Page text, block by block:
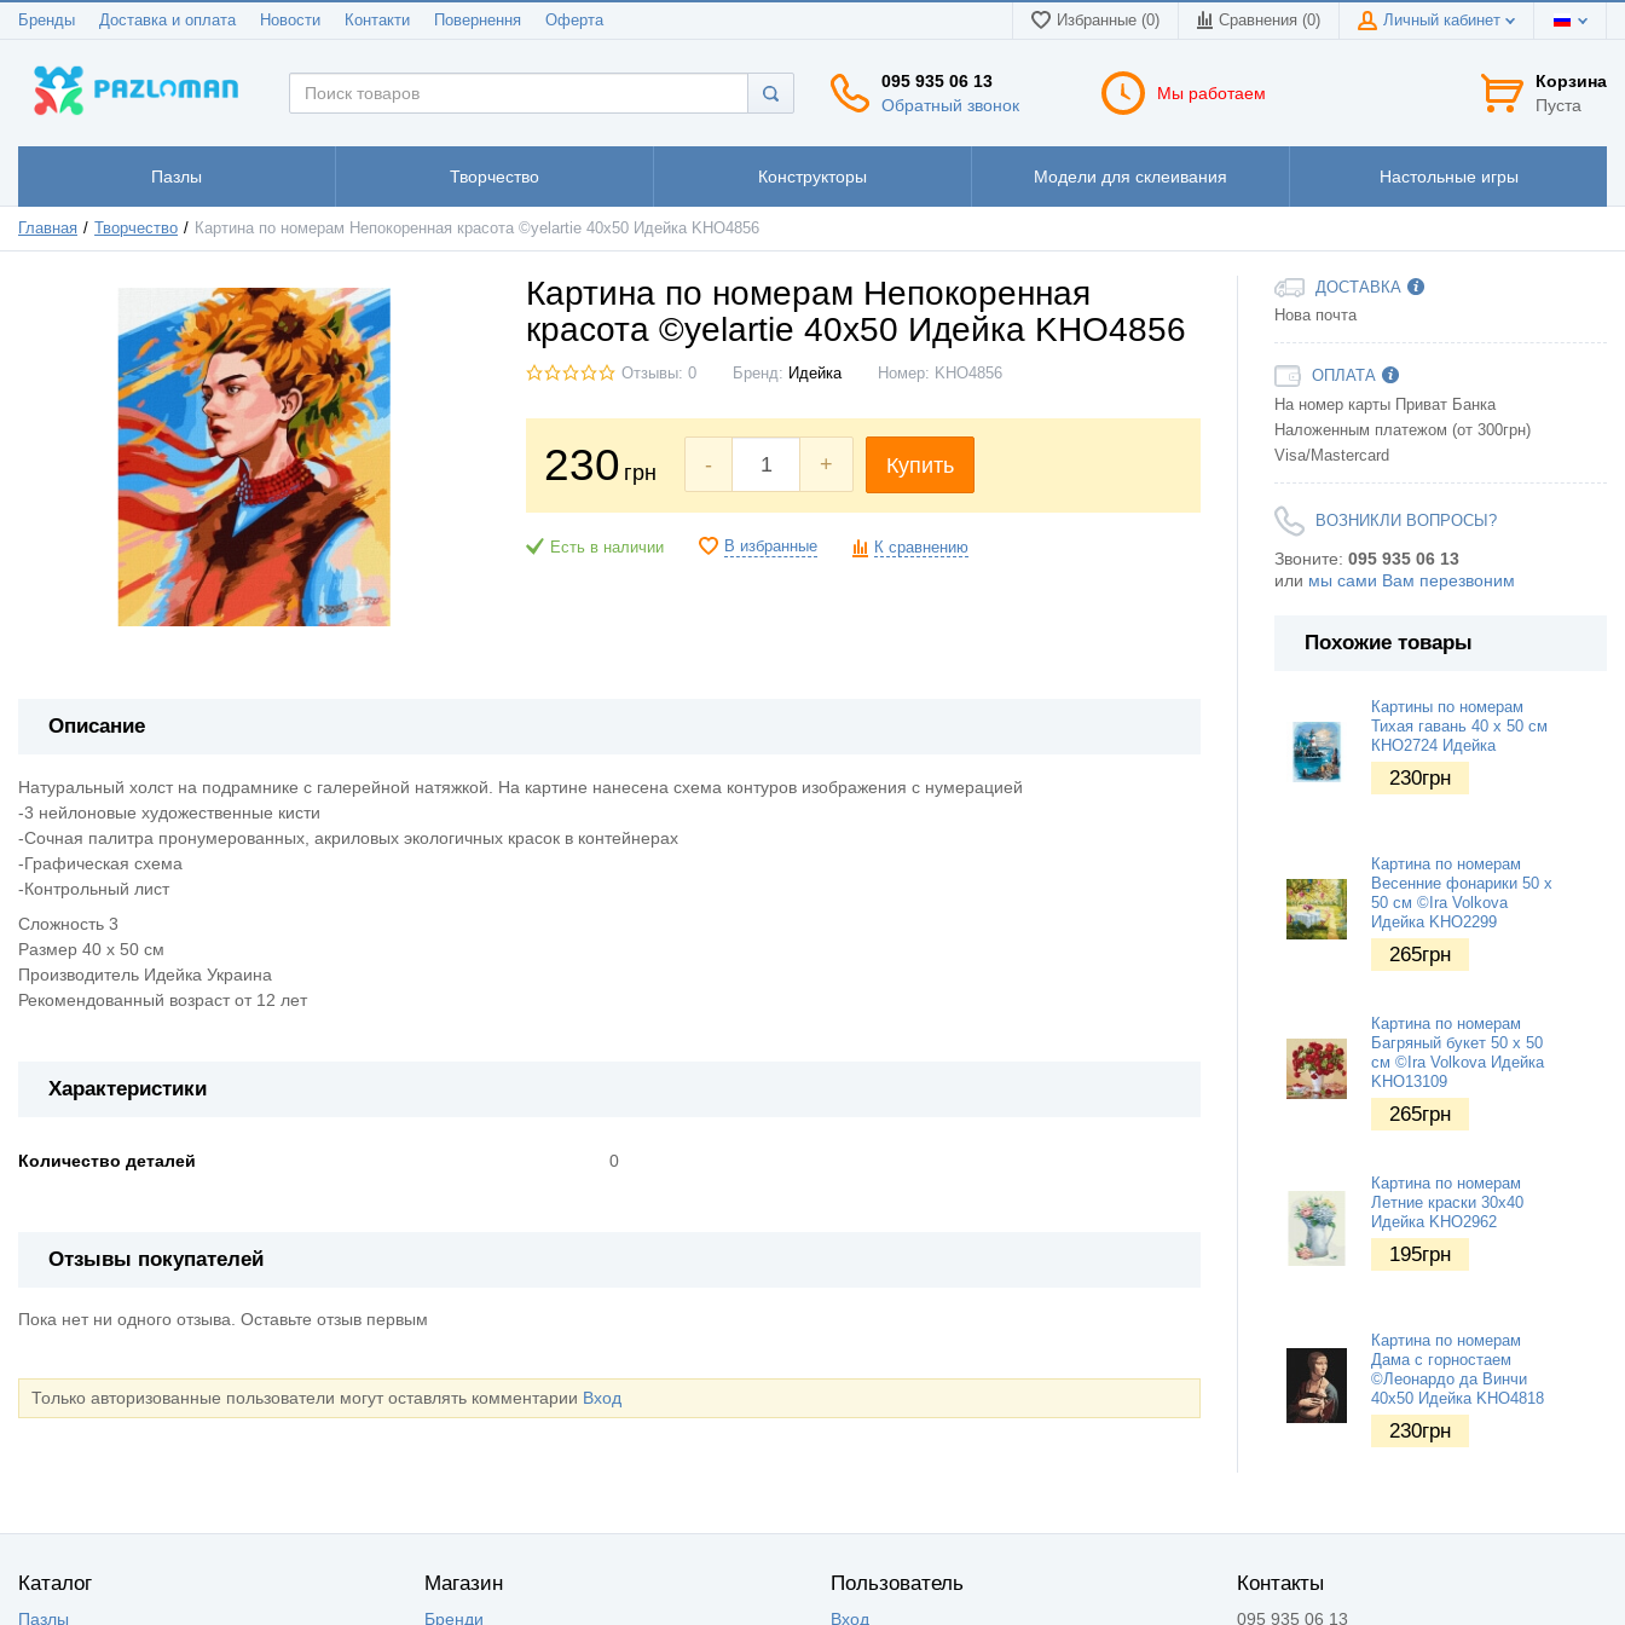
Бренды Доставка и оплата Новости Контакти Повернення Оферта Избранные (0) Сравнения (0) Личный кабинет
095 935 06 13
Обратный звонок
Мы работаем
Корзина
Пуста
Пазлы Творчество Конструкторы Модели для склеивания Настольные игры
Главная Творчество Картина по номерам Непокоренная красота ©yelartie 40х50 Идейка KHO4856
Картина по номерам Непокоренная
красота ©yelartie 40х50 Идейка KHO4856
Отзывы: 0 Бренд: Идейка Номер: KHO4856
230 грн - + Купить
Есть в наличии В избранные К сравнению
Описание
Натуральный холст на подрамнике с галерейной натяжкой. На картине нанесена схема контуров изображения с нумерацией
-3 нейлоновые художественные кисти
-Сочная палитра пронумерованных, акриловых экологичных красок в контейнерах
-Графическая схема
-Контрольный лист
Сложность 3
Размер 40 х 50 см
Производитель Идейка Украина
Рекомендованный возраст от 12 лет
Характеристики
Количество деталей 0
Отзывы покупателей
Пока нет ни одного отзыва. Оставьте отзыв первым
Только авторизованные пользователи могут оставлять комментарии Вход
ДОСТАВКА
Нова почта
ОПЛАТА
На номер карты Приват Банка
Наложенным платежом (от 300грн)
Visa/Mastercard
ВОЗНИКЛИ ВОПРОСЫ?
Звоните: 095 935 06 13
или мы сами Вам перезвоним
Похожие товары
Картины по номерам
Тихая гавань 40 х 50 см
КНО2724 Идейка
230грн
Картина по номерам
Весенние фонарики 50 х
50 см ©Ira Volkova
Идейка KHO2299
265грн
Картина по номерам
Багряный букет 50 х 50
см ©Ira Volkova Идейка
KHO13109
265грн
Картина по номерам
Летние краски 30х40
Идейка KHO2962
195грн
Картина по номерам
Дама с горностаем
©Леонардо да Винчи
40х50 Идейка KHO4818
230грн
Каталог
Пазлы
Магазин
Бренди
Пользователь
Вход
Контакты
095 935 06 13